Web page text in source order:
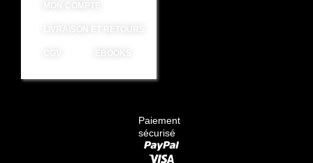
MON COMPTE
EBOOKS
Paiement
sécurisé